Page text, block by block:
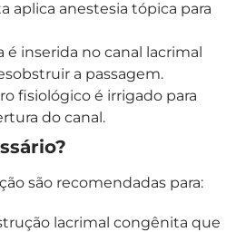
aplica anestesia tópica para
é inserida no canal lacrimal
a passagem.
fisiológico é irrigado para
do canal.
são recomendadas para:
lacrimal congênita que